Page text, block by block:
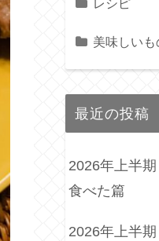
レシピ
美味しいも
最近の投稿
2026年上半
食べた篇
2026年上半